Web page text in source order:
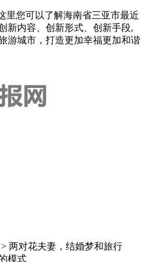
里您可以了解海南省三亚市最近
新内容、创新形式、创新手段,
游城市，打造更加幸福更加和谐
> 两对花夫妻，结婚梦和旅行
模式